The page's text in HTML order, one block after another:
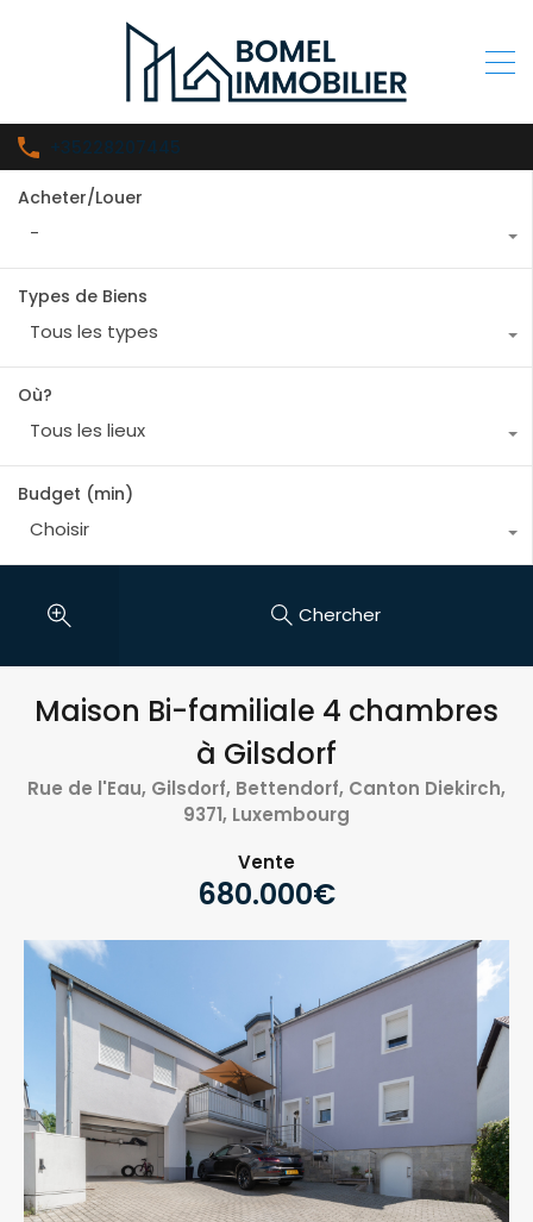
+35228207445
Acheter/Louer
-
Types de Biens
Tous les types
Où?
Tous les lieux
Budget (min)
Choisir
Chercher
Maison Bi-familiale 4 chambres
à Gilsdorf
Rue de l'Eau, Gilsdorf, Bettendorf, Canton Diekirch,
9371, Luxembourg
Vente
680.000€